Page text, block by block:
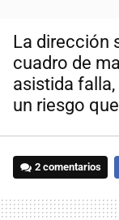
La dirección
cuadro de
asistida
un riesgo
2 comentarios